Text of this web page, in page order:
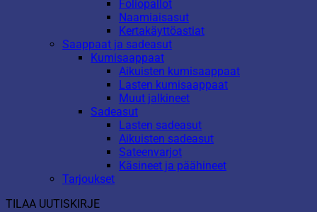
Foliopallot
Naamiaisasut
Kertakäyttöastiat
Saappaat ja sadeasut
Kumisaappaat
Aikuisten kumisaappaat
Lasten kumisaappaat
Muut jalkineet
Sadeasut
Lasten sadeasut
Aikuisten sadeasut
Sateenvarjot
Käsineet ja päähineet
Tarjoukset
TILAA UUTISKIRJE